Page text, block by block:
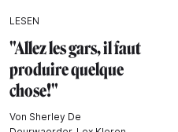
LESEN
"Allez les gars, il faut
produire quelque
chose!"
Von Sherley De